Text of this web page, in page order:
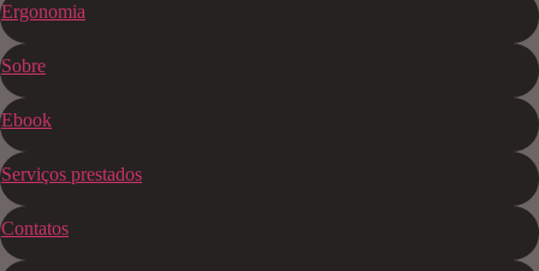
Ergonomia
Sobre
Ebook
Serviços prestados
Contatos